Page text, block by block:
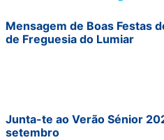
Mensagem de Boas Festas
de Freguesia do Lumiar
Junta-te ao Verão Sénior
setembro